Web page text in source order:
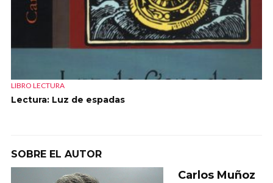
LIBRO LECTURA
Lectura: Luz de espadas
SOBRE EL AUTOR
Carlos Muñoz